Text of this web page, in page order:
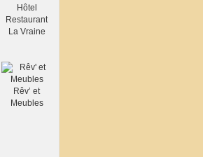
Hôtel
Restaurant
La Vraine
Rêv’ et
Meubles